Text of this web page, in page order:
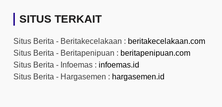
SITUS TERKAIT
Situs Berita - Beritakecelakaan : beritakecelakaan.com
Situs Berita - Beritapenipuan : beritapenipuan.com
Situs Berita - Infoemas : infoemas.id
Situs Berita - Hargasemen : hargasemen.id